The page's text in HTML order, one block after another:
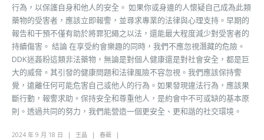
行為，以保護自身和他人的安全。 如果你或身邊的人懷疑自己成為此類
藥物的受害者，應該立即報警，並尋求專業的法律與心理支持。早期的
報告和干預不僅有助於將罪犯繩之以法，還能最大程度減少對受害者的
持續傷害。 結論 在享受約會樂趣的同時，我們不應忽視潛藏的危險。
DDK迷姦粉這類非法藥物，無論是對個人健康還是對社會安全，都是巨
大的威脅。其引發的健康問題和法律風險不容忽視。我們應該保持警
覺，遠離任何可能危害自己或他人的行為。如果發現違法行為，應該果
斷行動，報警求助。保持安全和尊重他人，是約會中不可或缺的基本原
則。透過共同的努力，我們能營造一個更安全、更和諧的社交環境。
2024 年 9 月 18 日 王晶
春藥